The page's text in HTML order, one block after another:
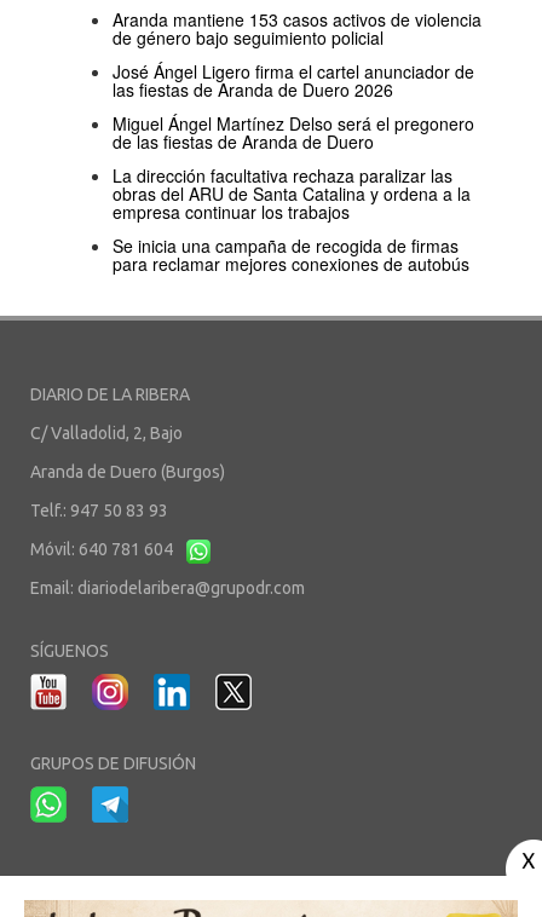
Aranda mantiene 153 casos activos de violencia
de género bajo seguimiento policial
José Ángel Ligero firma el cartel anunciador de
las fiestas de Aranda de Duero 2026
Miguel Ángel Martínez Delso será el pregonero
de las fiestas de Aranda de Duero
La dirección facultativa rechaza paralizar las
obras del ARU de Santa Catalina y ordena a la
empresa continuar los trabajos
Se inicia una campaña de recogida de firmas
para reclamar mejores conexiones de autobús
DIARIO DE LA RIBERA
C/ Valladolid, 2, Bajo
Aranda de Duero (Burgos)
Telf.: 947 50 83 93
Móvil: 640 781 604
Email: diariodelaribera@grupodr.com
SÍGUENOS
GRUPOS DE DIFUSIÓN